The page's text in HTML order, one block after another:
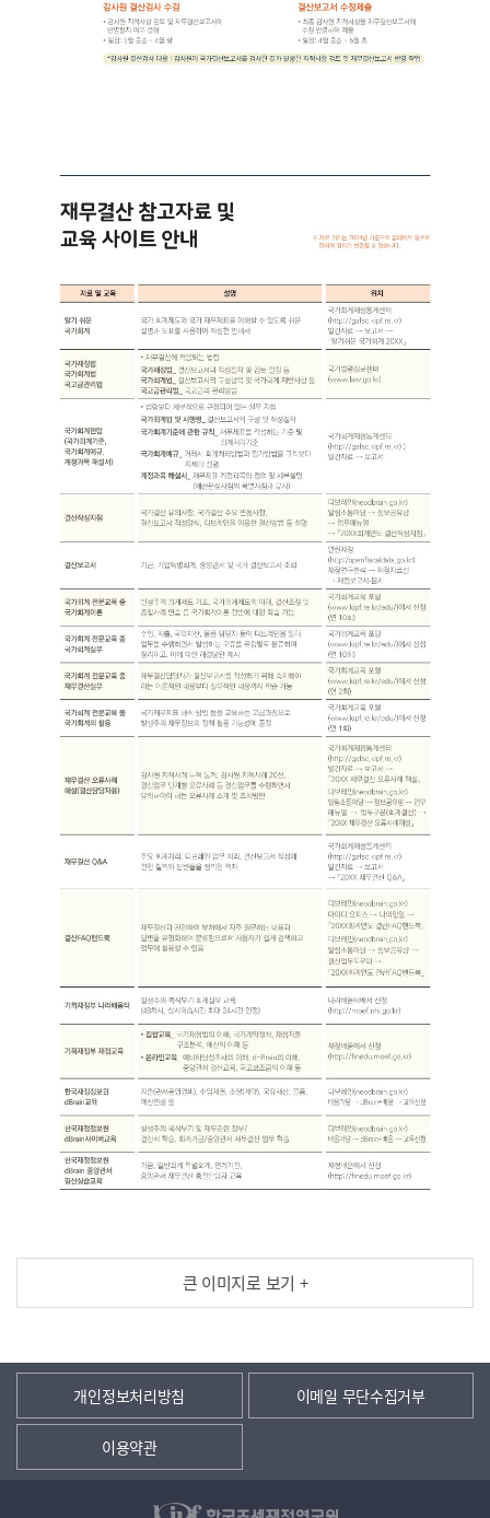
큰 이미지로 보기 +
개인정보처리방침 이메일 무단수집거부
이용약관